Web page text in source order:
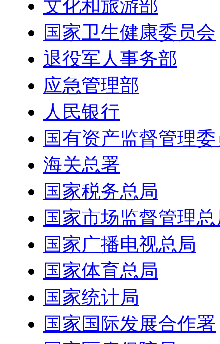
文化和旅游部
国家卫生健康委员会
退役军人事务部
应急管理部
人民银行
国有资产监督管理
海关总署
国家税务总局
国家市场监督管理
国家广播电视总局
国家体育总局
国家统计局
国家国际发展合作署